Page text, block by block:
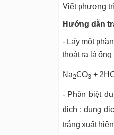
Viết phương
Hướng dẫn
- Lấy một
thoát ra là
Na2CO3+
- Phân biệt
dịch : dung
trắng xuất